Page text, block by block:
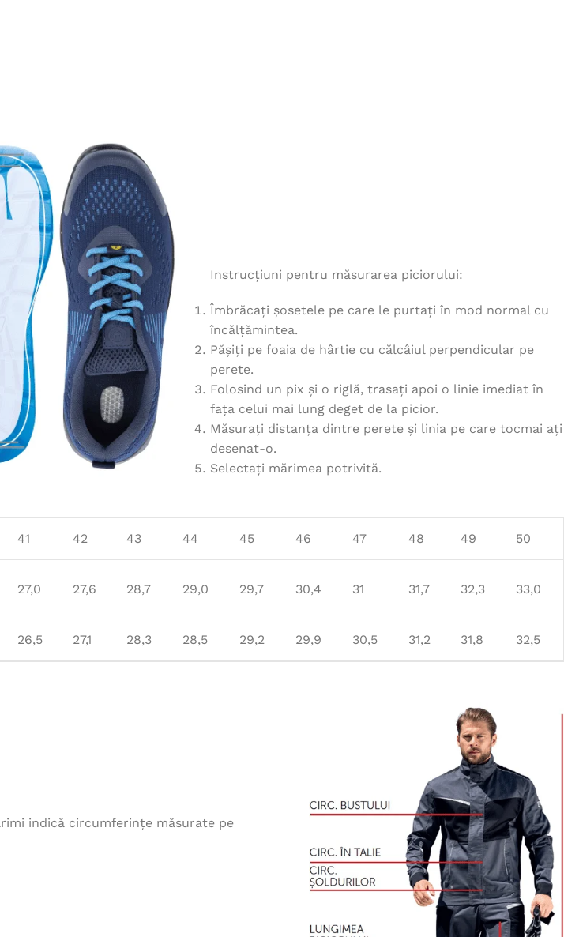
Instrucțiuni pentru măsurarea piciorului:
Îmbrăcați șosetele pe care le purtați în mod normal cu
încălțămintea.
Pășiți pe foaia de hârtie cu călcâiul perpendicular pe
perete.
Folosind un pix și o riglă, trasați apoi o linie imediat în
fața celui mai lung deget de la picior.
Măsurați distanța dintre perete și linia pe care tocmai ați
desenat-o.
Selectați mărimea potrivită.
41 42 43 44 45 46 47 48 49 50
27,0 27,6 28,7 29,0 29,7 30,4 31 31,7 32,3 33,0
26,5 27,1 28,3 28,5 29,2 29,9 30,5 31,2 31,8 32,5
indică circumferințe măsurate pe